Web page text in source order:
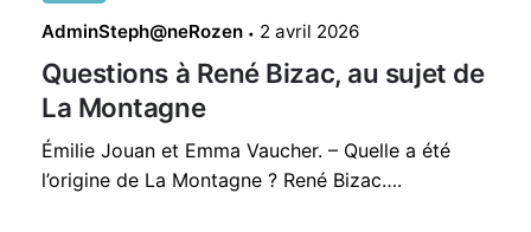
AdminSteph@neRozen 2 avril 2026
Questions à René Bizac, au sujet de
La Montagne
Émilie Jouan et Emma Vaucher. – Quelle a été
l’origine de La Montagne ? René Bizac….